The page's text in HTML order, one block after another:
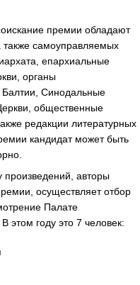
премии обладают
самоуправляемых
епархиальные
органы
Балтии, Синодальные
общественные
редакции литературных
кандидат может быть
произведений, авторы
осуществляет отбор
Палате
этом году это 7 человек: